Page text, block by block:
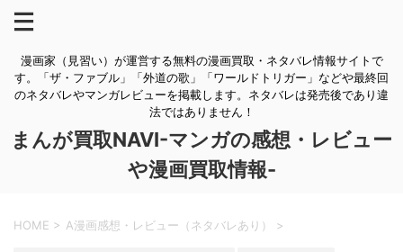
漫画家（見習い）が運営する無料の漫画買取・ネタバレ情報サイトで
す。「ザ・ファブル」「外道の歌」「ワールドトリガー」などや最終回
のネタバレやマンガレビューを掲載します。ネタバレは発売後であり違
法ではありません！
まんが買取NAVI-マンガの感想・レビュー
や漫画買取情報-
HOME > A漫画感想・レビュー（ネタバレあり） >